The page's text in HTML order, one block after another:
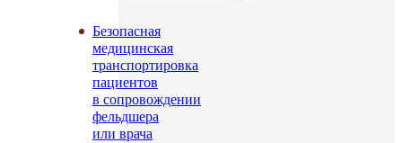
Безопасная
медицинская
транспортировка
пациентов
в сопровождении
фельдшера
или врача